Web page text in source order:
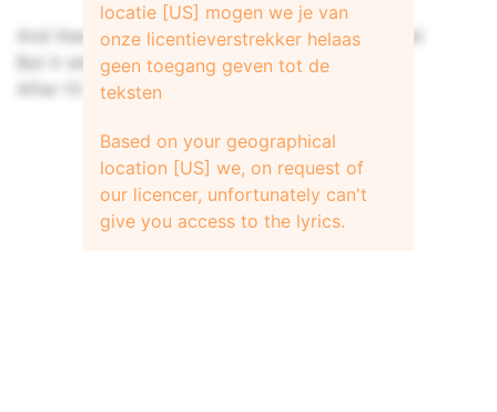
And then I’m chained and locked inside my head
But it will never be the same again
After I’ll say fyah fyah
locatie [US] mogen we je van
onze licentieverstrekker helaas
geen toegang geven tot de
teksten
Based on your geographical
location [US] we, on request of
our licencer, unfortunately can't
give you access to the lyrics.